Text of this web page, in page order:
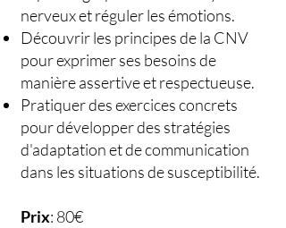
nerveux et réguler les émotions.
Découvrir les principes de la CNV
pour exprimer ses besoins de
manière assertive et respectueuse.
Pratiquer des exercices concrets
pour développer des stratégies
d'adaptation et de communication
dans les situations de susceptibilité.
Prix: 80€